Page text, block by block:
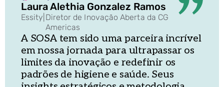
Laura Alethia Gonzalez Ramos
Essity Diretor de Inovação Aberta da CG
Americas
A SOSA tem sido uma parceira incrível
em nossa jornada para ultrapassar os
limites da inovação e redefinir os
padrões de higiene e saúde. Seus